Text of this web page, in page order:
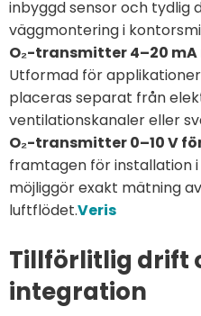
inbyggd sensor och tydlig
väggmontering i
O₂-transmitter 4–20
Utformad för
placeras separat från
ventilationskanaler eller
O₂-transmitter 0–10 V
framtagen för installation
möjliggör exakt mätning
luftflödet.Veris
Tillförlitlig drift
integration